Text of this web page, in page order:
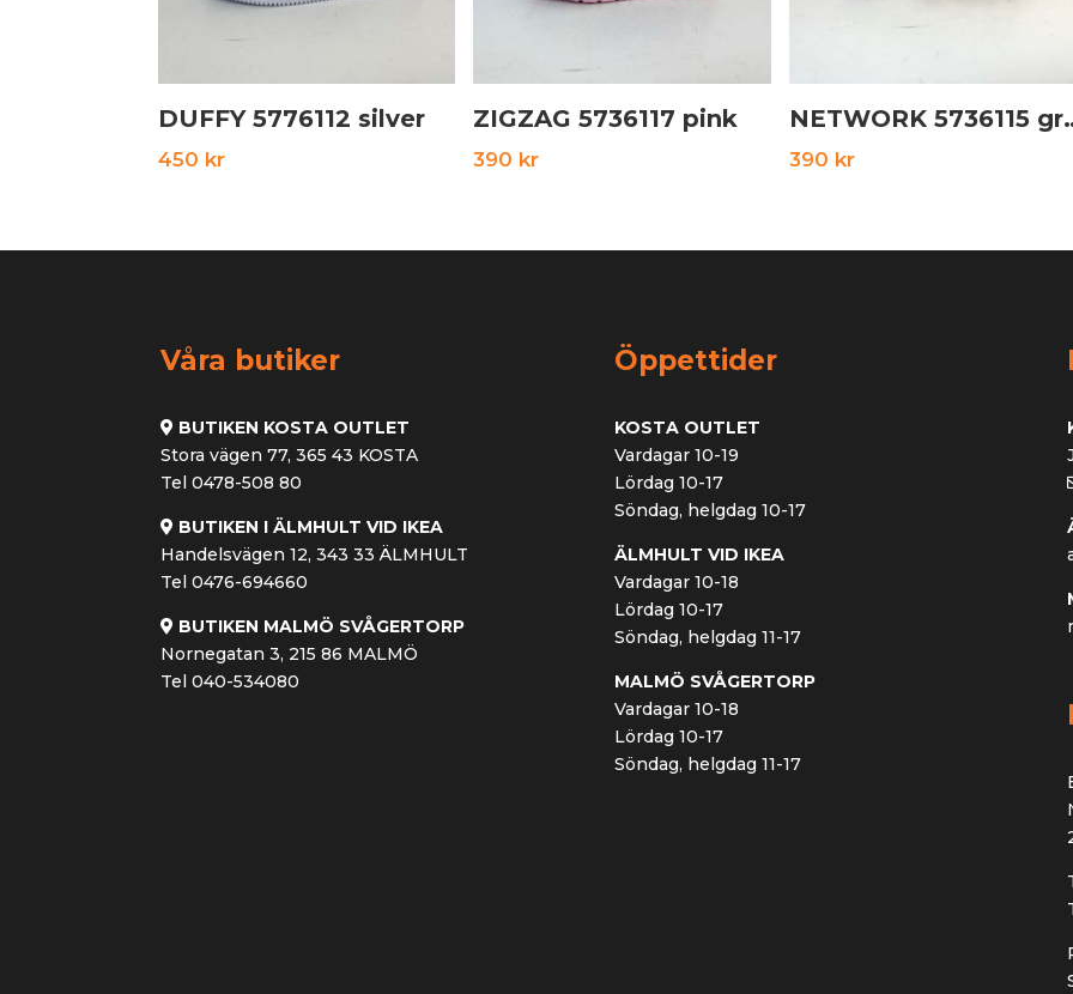
DUFFY 5776112 silver
450 kr
ZIGZAG 5736117 pink
390 kr 390 kr
Våra butiker
BUTIKEN KOSTA OUTLET
Stora vägen 77, 365 43 KOSTA
Tel 0478-508 80
BUTIKEN I ÄLMHULT VID IKEA
Handelsvägen 12, 343 33 ÄLMHULT
Tel 0476-694660
BUTIKEN MALMÖ SVÅGERTORP
Nornegatan 3, 215 86 MALMÖ
Tel 040-534080
Öppettider
KOSTA OUTLET
Vardagar 10-19
Lördag 10-17
Söndag, helgdag 10-17
ÄLMHULT VID IKEA
Vardagar 10-18
Lördag 10-17
Söndag, helgdag 11-17
MALMÖ SVÅGERTORP
Vardagar 10-18
Lördag 10-17
Söndag, helgdag 11-17